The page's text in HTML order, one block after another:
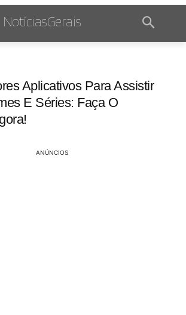
NotíciasGerais
Aplicativos Para Assistir
E Séries: Faça O
ANÚNCIOS